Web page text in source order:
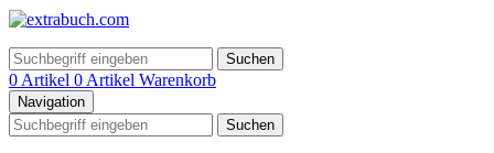
Suchen
0 Artikel 0 Artikel Warenkorb
Navigation
Suchen